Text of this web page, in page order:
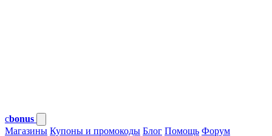
cbonus
Магазины Купоны и промокоды Блог Помощь Форум